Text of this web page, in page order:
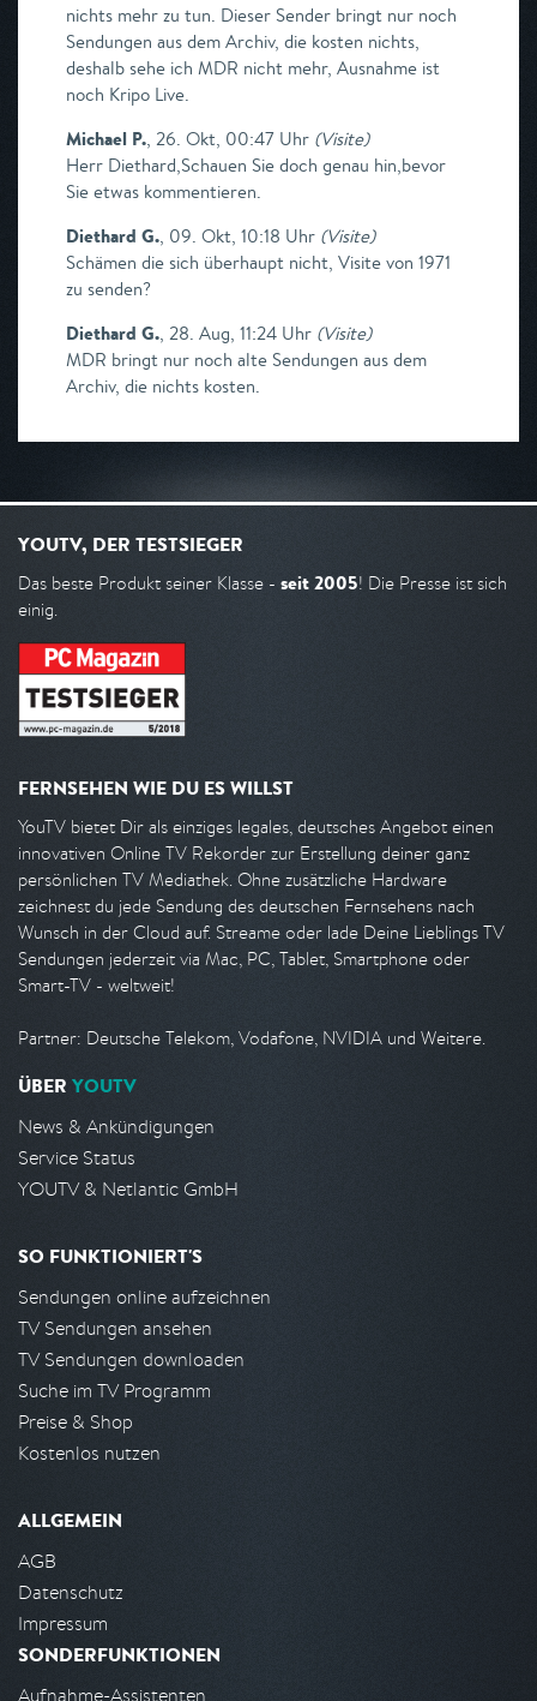
nichts mehr zu tun. Dieser Sender bringt nur noch
Sendungen aus dem Archiv, die kosten nichts,
deshalb sehe ich MDR nicht mehr, Ausnahme ist
noch Kripo Live.
Michael P., 26. Okt, 00:47 Uhr (Visite)
Herr Diethard,Schauen Sie doch genau hin,bevor
Sie etwas kommentieren.
Diethard G., 09. Okt, 10:18 Uhr (Visite)
Schämen die sich überhaupt nicht, Visite von 1971
zu senden?
Diethard G., 28. Aug, 11:24 Uhr (Visite)
MDR bringt nur noch alte Sendungen aus dem
Archiv, die nichts kosten.
YOUTV, DER TESTSIEGER
Das beste Produkt seiner Klasse - seit 2005! Die Presse ist sich
einig.
FERNSEHEN WIE DU ES WILLST
YouTV bietet Dir als einziges legales, deutsches Angebot einen
innovativen Online TV Rekorder zur Erstellung deiner ganz
persönlichen TV Mediathek. Ohne zusätzliche Hardware
zeichnest du jede Sendung des deutschen Fernsehens nach
Wunsch in der Cloud auf. Streame oder lade Deine Lieblings TV
Sendungen jederzeit via Mac, PC, Tablet, Smartphone oder
Smart-TV - weltweit!
Partner: Deutsche Telekom, Vodafone, NVIDIA und Weitere.
ÜBER YOUTV
News & Ankündigungen
Service Status
YOUTV & Netlantic GmbH
SO FUNKTIONIERT'S
Sendungen online aufzeichnen
TV Sendungen ansehen
TV Sendungen downloaden
Suche im TV Programm
Preise & Shop
Kostenlos nutzen
ALLGEMEIN
AGB
Datenschutz
Impressum
SONDERFUNKTIONEN
Aufnahme-Assistenten